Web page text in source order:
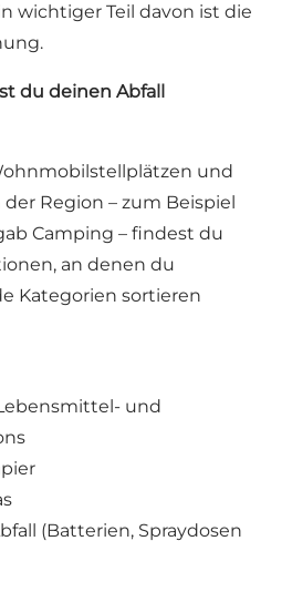
wichtiger Teil davon ist die
du deinen Abfall
und
Region – zum Beispiel
Camping – findest du
an denen du
Kategorien sortieren
und
(Batterien, Spraydosen